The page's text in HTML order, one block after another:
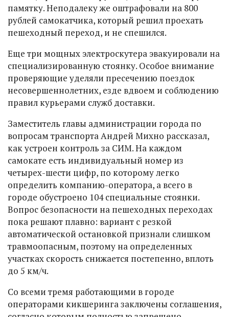
памятку. Неподалеку же оштрафовали на 800
рублей самокатчика, который решил проехать
пешеходный переход, и не спешился.
Еще три мощных электроскутера эвакуировали на
специализированную стоянку. Особое внимание
проверяющие уделяли пресечению поездок
несовершеннолетних, езде вдвоем и соблюдению
правил курьерами служб доставки.
Заместитель главы администрации города по
вопросам транспорта Андрей Михно рассказал,
как устроен контроль за СИМ. На каждом
самокате есть индивидуальный номер из
четырех-шести цифр, по которому легко
определить компанию-оператора, а всего в
городе обустроено 104 специальные стоянки.
Вопрос безопасности на пешеходных переходах
пока решают плавно: вариант с резкой
автоматической остановкой признали слишком
травмоопасным, поэтому на определенных
участках скорость снижается постепенно, вплоть
до 5 км/ч.
Со всеми тремя работающими в городе
операторами кикшеринга заключены соглашения,